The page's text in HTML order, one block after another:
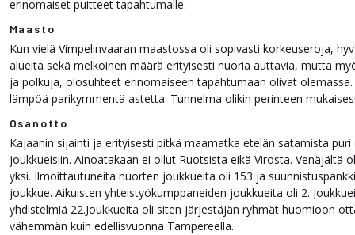
erinomaiset puitteet tapahtumalle.
Maasto
Kun vielä Vimpelinvaaran maastossa oli sopivasti korkeuseroja,
alueita sekä melkoinen määrä erityisesti nuoria auttavia, mutta
ja polkuja, olosuhteet erinomaiseen tapahtumaan olivat
lämpöä parikymmentä astetta. Tunnelma olikin perinteen
Osanotto
Kajaanin sijainti ja erityisesti pitkä maamatka etelän satamista
joukkueisiin. Ainoatakaan ei ollut Ruotsista eikä Virosta. Venäjältä
yksi. Ilmoittautuneita nuorten joukkueita oli 153 ja
joukkue. Aikuisten yhteistyökumppaneiden joukkueita oli 2.
yhdistelmiä 22.Joukkueita oli siten järjestäjän ryhmät huomioon
vähemmän kuin edellisvuonna Tampereella.